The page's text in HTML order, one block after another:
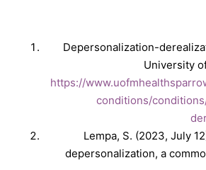
Depersonalization-
University
https://
conditions/
Lempa, S. (2023, July
depersonalization, a